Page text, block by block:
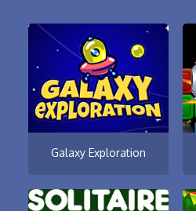
Galaxy Exploration